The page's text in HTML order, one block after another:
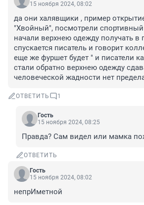
15 ноября 2024, 08:02
да они халявщики , пример
"Хвойный", посмотрели
начали верхнею одежду получать в
спускается писатель и говорит
еще же фуршет будет " и писатели
стали обратно верхнею одежду
человеческой жадности нет
ОТВЕТИТЬ 1
Гость
15 ноября 2024, 08:25
Правда? Сам видел или мамка
ОТВЕТИТЬ
Гость
15 ноября 2024, 08:02
непрИметной